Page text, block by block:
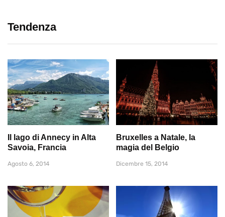
Tendenza
Il lago di Annecy in Alta
Savoia, Francia
Agosto 6, 2014
Bruxelles a Natale, la
magia del Belgio
Dicembre 15, 2014